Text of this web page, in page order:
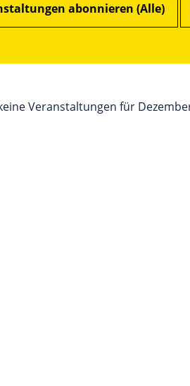
abonnieren (Alle)
Veranstaltungen für